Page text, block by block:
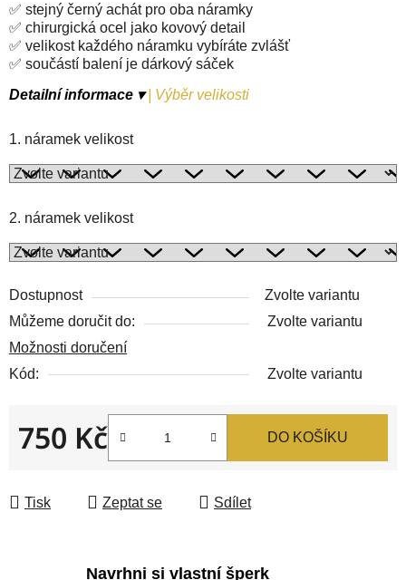
✅ stejný černý achát pro oba náramky
✅ chirurgická ocel jako kovový detail
✅ velikost každého náramku vybíráte zvlášť
✅ součástí balení je dárkový sáček
Detailní informace ▾
Výběr velikosti
1. náramek velikost
2. náramek velikost
Dostupnost
Zvolte variantu
Můžeme doručit do:
Zvolte variantu
Možnosti doručení
Kód:
Zvolte variantu
750 Kč DO KOŠÍKU
Tisk Zeptat se Sdílet
Navrhni si vlastní šperk